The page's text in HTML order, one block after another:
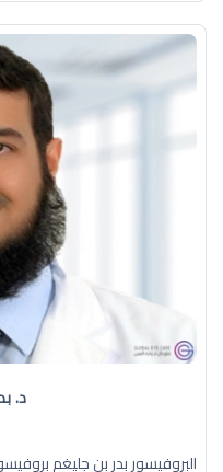
د.
البروفيسور بدر بن جليغم